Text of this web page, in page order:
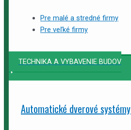
Pre malé a stredné firmy
Pre veľké firmy
TECHNIKA A VYBAVENIE BUDOV
Automatické dverové systémy